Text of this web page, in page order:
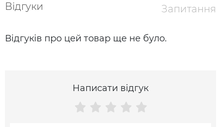
Відгуки Запитання
Відгуків про цей товар ще не було.
Написати відгук